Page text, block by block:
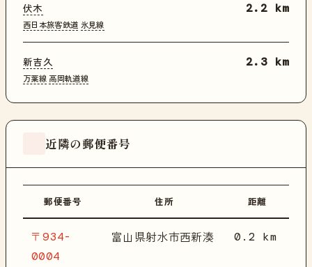
伏木
西日本旅客鉄道 氷見線
2.2 km
新吉久
万葉線 高岡軌道線
2.3 km
近隣の郵便番号
郵便番号 住所 距離
〒934-
0004
富山県射水市西新湊 0.2 km